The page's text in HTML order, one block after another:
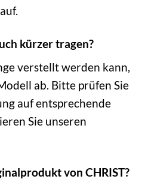
kürzer tragen?
verstellt werden kann,
ab. Bitte prüfen Sie
auf entsprechende
Sie unseren
von CHRIST?